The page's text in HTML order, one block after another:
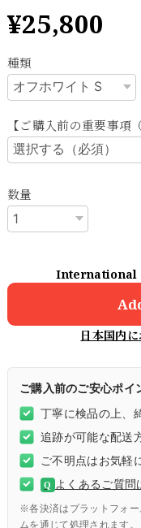
¥25,800
種類
【ご購入前の重要事項
数量
International
日本国内
ご購入前のご安心ポイ
丁寧に検品の上、
追跡が可能な配送
ご不明点はお気軽
Q よくあるご質問
※各決済はプラットフォ
ムを通じて処理されます。